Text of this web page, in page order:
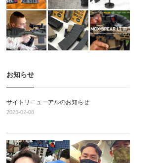
お知らせ
サイトリニューアルのお知らせ
2023-02-08